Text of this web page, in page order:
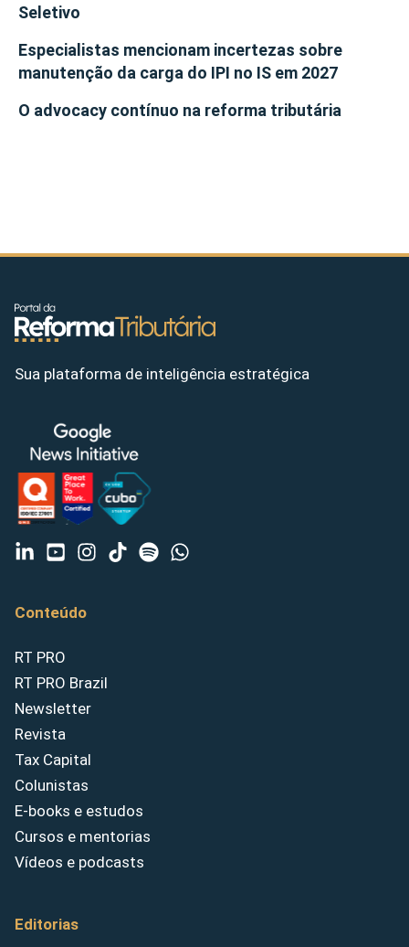
Seletivo
Especialistas mencionam incertezas sobre
manutenção da carga do IPI no IS em 2027
O advocacy contínuo na reforma tributária
Sua plataforma de inteligência estratégica
Conteúdo
RT PRO
RT PRO Brazil
Newsletter
Revista
Tax Capital
Colunistas
E-books e estudos
Cursos e mentorias
Vídeos e podcasts
Editorias